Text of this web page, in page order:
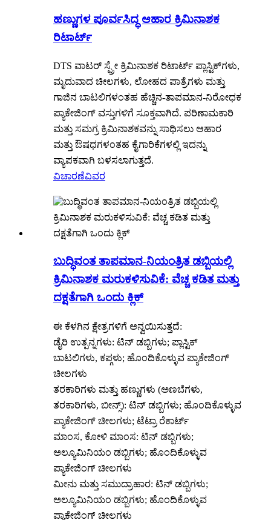
ಹಣ್ಣುಗಳ ಪೂರ್ವಸಿದ್ಧ ಆಹಾರ ಕ್ರಿಮಿನಾಶಕ
ರಿಟಾರ್ಟ್
DTS ವಾಟರ್ ಸ್ಪ್ರೇ ಕ್ರಿಮಿನಾಶಕ ರಿಟಾರ್ಟ್ ಪ್ಲಾಸ್ಟಿಕ್‌ಗಳು,
ಮೃದುವಾದ ಚೀಲಗಳು, ಲೋಹದ ಪಾತ್ರೆಗಳು ಮತ್ತು
ಗಾಜಿನ ಬಾಟಲಿಗಳಂತಹ ಹೆಚ್ಚಿನ-ತಾಪಮಾನ-ನಿರೋಧಕ
ಪ್ಯಾಕೇಜಿಂಗ್ ವಸ್ತುಗಳಿಗೆ ಸೂಕ್ತವಾಗಿದೆ. ಪರಿಣಾಮಕಾರಿ
ಮತ್ತು ಸಮಗ್ರ ಕ್ರಿಮಿನಾಶಕವನ್ನು ಸಾಧಿಸಲು ಆಹಾರ
ಮತ್ತು ಔಷಧಗಳಂತಹ ಕೈಗಾರಿಕೆಗಳಲ್ಲಿ ಇದನ್ನು
ವ್ಯಾಪಕವಾಗಿ ಬಳಸಲಾಗುತ್ತದೆ.
ವಿಚಾರಣೆವಿವರ
ಬುದ್ಧಿವಂತ ತಾಪಮಾನ-ನಿಯಂತ್ರಿತ ಡಬ್ಬಿಯಲ್ಲಿ
ಕ್ರಿಮಿನಾಶಕ ಮರುಕಳಿಸುವಿಕೆ: ವೆಚ್ಚ ಕಡಿತ ಮತ್ತು
ದಕ್ಷತೆಗಾಗಿ ಒಂದು ಕ್ಲಿಕ್
ಈ ಕೆಳಗಿನ ಕ್ಷೇತ್ರಗಳಿಗೆ ಅನ್ವಯಿಸುತ್ತದೆ:
ಡೈರಿ ಉತ್ಪನ್ನಗಳು: ಟಿನ್ ಡಬ್ಬಿಗಳು; ಪ್ಲಾಸ್ಟಿಕ್
ಬಾಟಲಿಗಳು, ಕಪ್ಗಳು; ಹೊಂದಿಕೊಳ್ಳುವ ಪ್ಯಾಕೇಜಿಂಗ್
ಚೀಲಗಳು
ತರಕಾರಿಗಳು ಮತ್ತು ಹಣ್ಣುಗಳು (ಅಣಬೆಗಳು,
ತರಕಾರಿಗಳು, ಬೀನ್ಸ್): ಟಿನ್ ಡಬ್ಬಿಗಳು; ಹೊಂದಿಕೊಳ್ಳುವ
ಪ್ಯಾಕೇಜಿಂಗ್ ಚೀಲಗಳು; ಟೆಟ್ರಾ ರೆಕಾರ್ಟ್
ಮಾಂಸ, ಕೋಳಿ ಮಾಂಸ: ಟಿನ್ ಡಬ್ಬಿಗಳು;
ಅಲ್ಯೂಮಿನಿಯಂ ಡಬ್ಬಿಗಳು; ಹೊಂದಿಕೊಳ್ಳುವ
ಪ್ಯಾಕೇಜಿಂಗ್ ಚೀಲಗಳು
ಮೀನು ಮತ್ತು ಸಮುದ್ರಾಹಾರ: ಟಿನ್ ಡಬ್ಬಿಗಳು;
ಅಲ್ಯೂಮಿನಿಯಂ ಡಬ್ಬಿಗಳು; ಹೊಂದಿಕೊಳ್ಳುವ
ಪ್ಯಾಕೇಜಿಂಗ್ ಚೀಲಗಳು